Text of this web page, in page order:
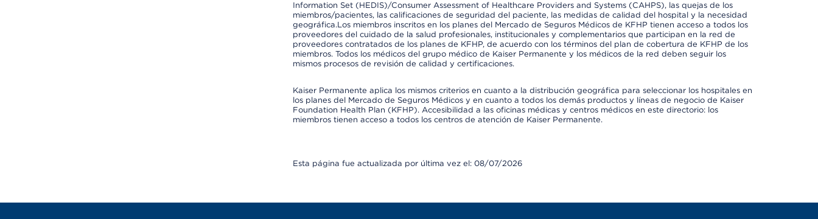
Information Set (HEDIS)/Consumer Assessment of Healthcare Providers and Systems (CAHPS), las quejas de los
miembros/pacientes, las calificaciones de seguridad del paciente, las medidas de calidad del hospital y la necesidad
geográfica.Los miembros inscritos en los planes del Mercado de Seguros Médicos de KFHP tienen acceso a todos los
proveedores del cuidado de la salud profesionales, institucionales y complementarios que participan en la red de
proveedores contratados de los planes de KFHP, de acuerdo con los términos del plan de cobertura de KFHP de los
miembros. Todos los médicos del grupo médico de Kaiser Permanente y los médicos de la red deben seguir los
mismos procesos de revisión de calidad y certificaciones.
Kaiser Permanente aplica los mismos criterios en cuanto a la distribución geográfica para seleccionar los hospitales en
los planes del Mercado de Seguros Médicos y en cuanto a todos los demás productos y líneas de negocio de Kaiser
Foundation Health Plan (KFHP). Accesibilidad a las oficinas médicas y centros médicos en este directorio: los
miembros tienen acceso a todos los centros de atención de Kaiser Permanente.
Esta página fue actualizada por última vez el: 08/07/2026